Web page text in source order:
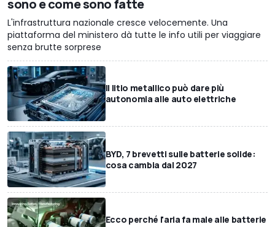
sono e come sono fatte
L'infrastruttura nazionale cresce velocemente. Una
piattaforma del ministero dà tutte le info utili per viaggiare
senza brutte sorprese
Il litio metallico può dare più
autonomia alle auto elettriche
BYD, 7 brevetti sulle batterie solide:
cosa cambia dal 2027
Ecco perché l'aria fa male alle batterie